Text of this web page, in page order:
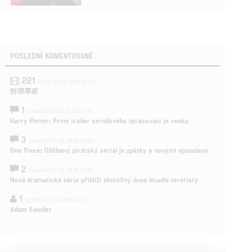
POSLEDNÍ KOMENTOVANÉ
221
拆彈專家
1
Harry Potter: První trailer seriálového zpracování je venku
3
One Piece: Oblíbený pirátský seriál je zpátky s novými epizodami
2
Nová dramatická série přiblíží skutečný únos letadla teroristy
1
Adam Sandler